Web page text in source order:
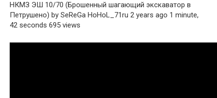
НКМЗ ЭШ 10/70 (Брошенный шагающий экскаватор в
Петрушено) by SeReGa HoHoL_71ru 2 years ago 1 minute,
42 seconds 695 views